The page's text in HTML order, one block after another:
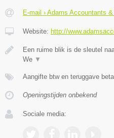
E-mail › Adams Accountants
Website: http://
Een ruime blik is de sleutel
We ▼
Aangifte btw en teruggave
Openingstijden onbekend
Sociale media: